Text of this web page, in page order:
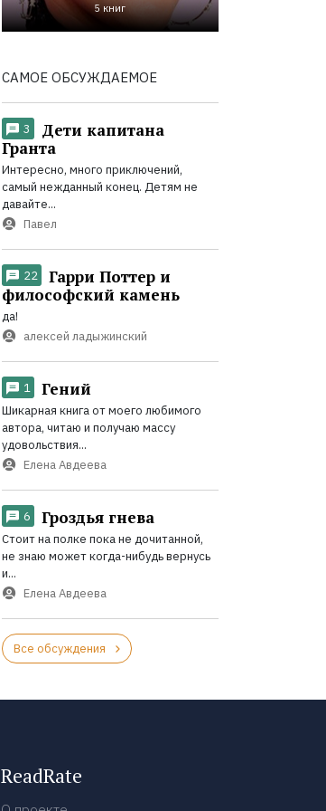
5 книг
САМОЕ ОБСУЖДАЕМОЕ
3
Дети капитана
Гранта
Интересно, много приключений,
самый нежданный конец. Детям не
давайте...
Павел
22
Гарри Поттер и
философский камень
да!
алексей ладыжинский
1 Гений
Шикарная книга от моего любимого
автора, читаю и получаю массу
удовольствия...
Елена Авдеева
6 Гроздья гнева
Стоит на полке пока не дочитанной,
не знаю может когда-нибудь вернусь
и...
Елена Авдеева
Все обсуждения
ReadRate